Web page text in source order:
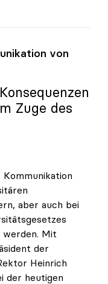
mit
von
Zuge des
aber auch bei
Mit
der
Heinrich
der heutigen